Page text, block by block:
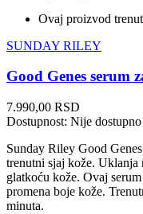
Ovaj proizvod
SUNDAY RILEY
Good Genes serum
Cena
7.990,00 RSD
Dostupnost: Nije dostupno
Sunday Riley Good
trenutni sjaj kože. Uklanja
glatkoću kože. Ovaj
promena boje kože.
minuta.